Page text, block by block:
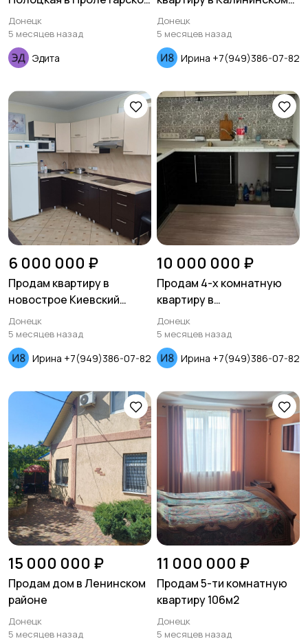
районе
Донецк
5 месяцев назад
Эдита
районе проспект
Дзержинского
Донецк
5 месяцев назад
Ирина +7(949)386-07-82
6 000 000 ₽
Продам квартиру в
новострое Киевский
район проспект
Панфилова
Донецк
5 месяцев назад
Ирина +7(949)386-07-82
10 000 000 ₽
Продам 4-х комнатную
квартиру в
Ворошиловском районе
Донецк
5 месяцев назад
Ирина +7(949)386-07-82
15 000 000 ₽
Продам дом в Ленинском
районе
Донецк
5 месяцев назад
11 000 000 ₽
Продам 5-ти комнатную
квартиру 106м2
Донецк
5 месяцев назад